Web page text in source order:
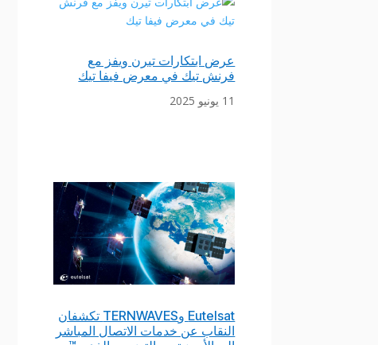
عرض ابتكارات تيرن ويفز مع
فرنش تيك في معرض فيفا تيك
11 يونيو 2025
Eutelsat وTERNWAVES تكشفان
النقاب عن خدمات الاتصال المباشر